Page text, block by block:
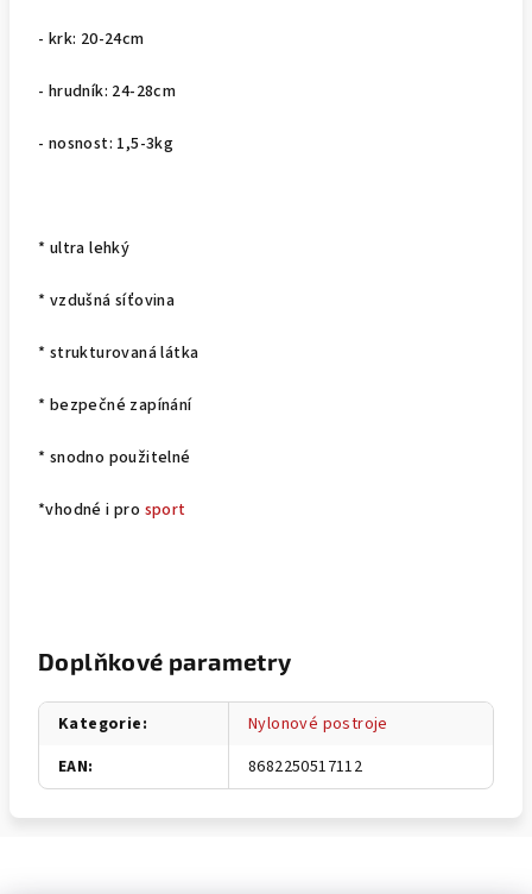
- krk: 20-24cm
- hrudník: 24-28cm
- nosnost: 1,5-3kg
* ultra lehký
* vzdušná síťovina
* strukturovaná látka
* bezpečné zapínání
* snodno použitelné
*vhodné i pro sport
Doplňkové parametry
Kategorie:
Nylonové postroje
EAN: 8682250517112